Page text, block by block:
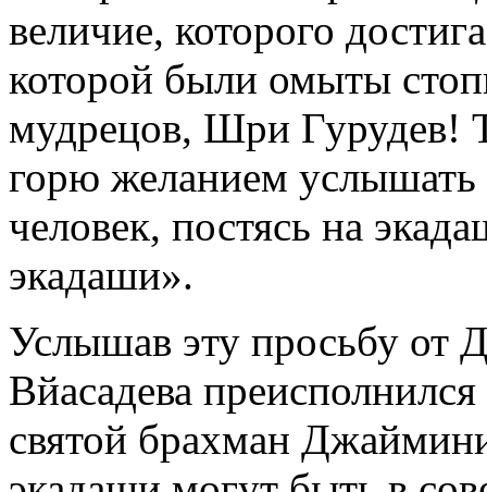
величие, которого
которой были омыты
мудрецов, Шри Гурудев!
горю желанием услышать
человек, постясь на
экадаши».
Услышав эту просьбу
Вйасадева
святой брахман